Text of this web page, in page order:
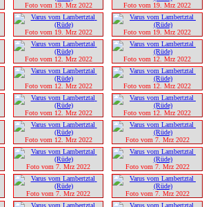
Foto vom 19. Mrz 2022 Foto vom 19. Mrz 2022
Foto vom 19. Mrz 2022 Foto vom 19. Mrz 2022
Foto vom 12. Mrz 2022 Foto vom 12. Mrz 2022
Foto vom 12. Mrz 2022 Foto vom 12. Mrz 2022
Foto vom 12. Mrz 2022 Foto vom 12. Mrz 2022
Foto vom 12. Mrz 2022 Foto vom 7. Mrz 2022
Foto vom 7. Mrz 2022 Foto vom 7. Mrz 2022
Foto vom 7. Mrz 2022 Foto vom 7. Mrz 2022